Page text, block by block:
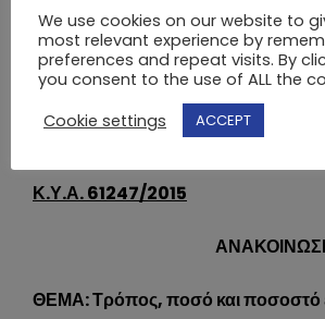
ΔΗΜΗΤΡΙΟΣ Γ.
ΡΟΖΑΚΗΣ
Κ.Υ.Α. 61247/2015
ΘΕΜΑ: Τρόπος, ποσό και ποσοστό
We use cookies on our website to
most relevant experience by
preferences and repeat visits. By
you consent to the use of ALL the
Cookie settings
ACCEPT